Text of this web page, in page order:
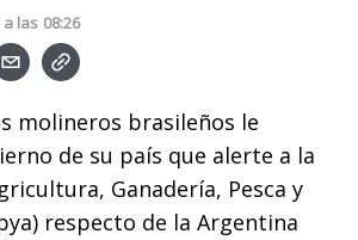
a las 08:26
molineros brasileños le
de su país que alerte a la
Ganadería, Pesca y
respecto de la Argentina